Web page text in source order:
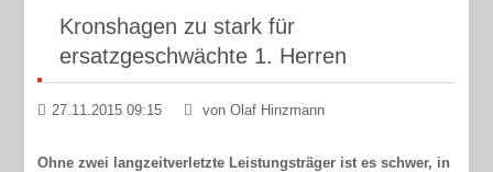
Kronshagen zu stark für
ersatzgeschwächte 1. Herren
27.11.2015 09:15 von Olaf Hinzmann
Ohne zwei langzeitverletzte Leistungsträger ist es schwer, in